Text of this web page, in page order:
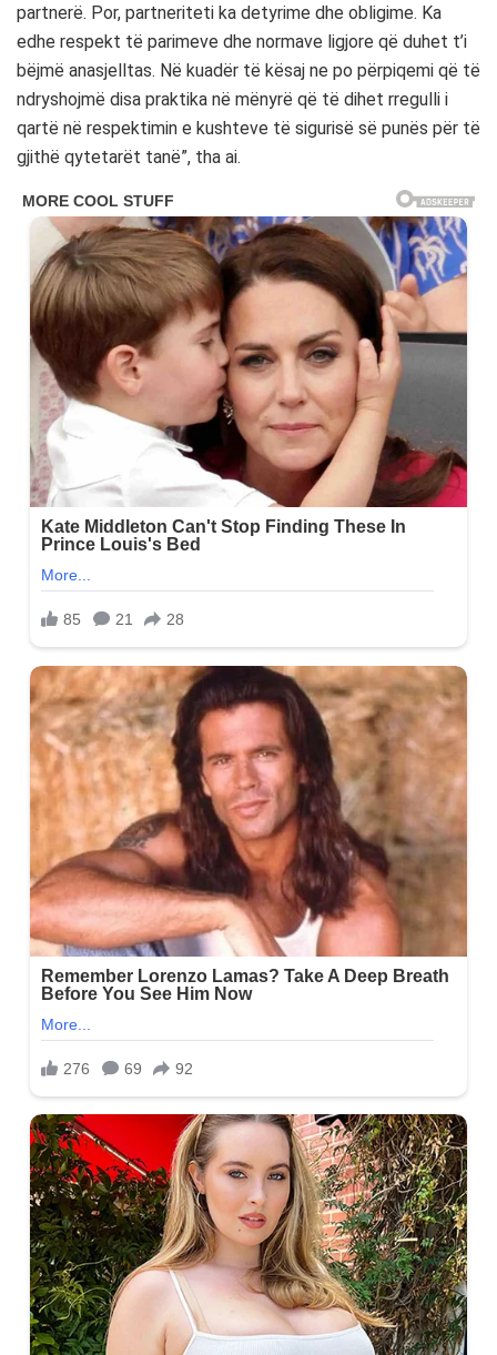
partnerë. Por, partneriteti ka detyrime dhe obligime. Ka
edhe respekt të parimeve dhe normave ligjore që duhet t’i
bëjmë anasjelltas. Në kuadër të kësaj ne po përpiqemi që të
ndryshojmë disa praktika në mënyrë që të dihet rregulli i
qartë në respektimin e kushteve të sigurisë së punës për të
gjithë qytetarët tanë”, tha ai.